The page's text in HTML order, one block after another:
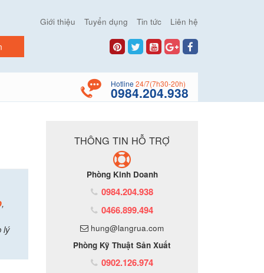
Giới thiệu Tuyển dụng Tin tức Liên hệ
Hotline 24/7(7h30-20h)
0984.204.938
,
lý
THÔNG TIN HỖ TRỢ
Phòng Kinh Doanh
0984.204.938
0466.899.494
hung@langrua.com
Phòng Kỹ Thuật Sản Xuất
0902.126.974